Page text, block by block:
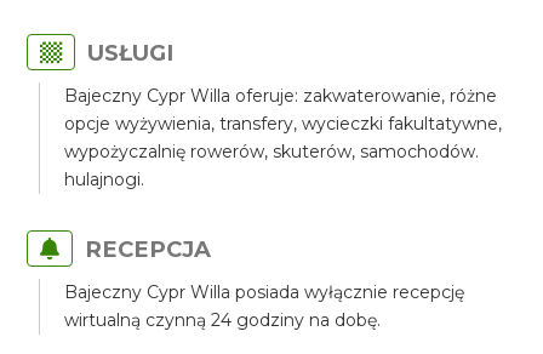
USŁUGI
Bajeczny Cypr Willa oferuje: zakwaterowanie, różne
opcje wyżywienia, transfery, wycieczki fakultatywne,
wypożyczalnię rowerów, skuterów, samochodów.
hulajnogi.
RECEPCJA
Bajeczny Cypr Willa posiada wyłącznie recepcję
wirtualną czynną 24 godziny na dobę.